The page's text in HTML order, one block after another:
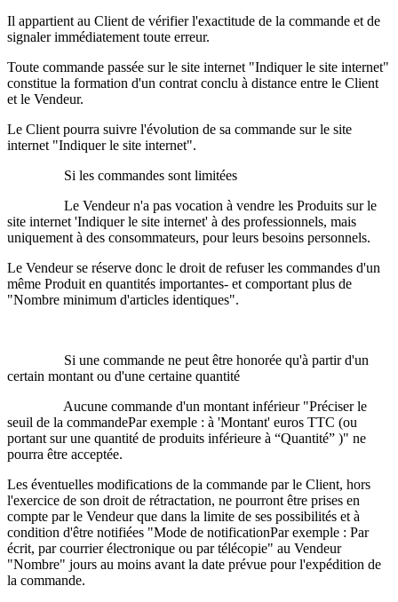
Il appartient au Client de vérifier l'exactitude de la commande et de
signaler immédiatement toute erreur.
Toute commande passée sur le site internet "Indiquer le site internet"
constitue la formation d'un contrat conclu à distance entre le Client
et le Vendeur.
Le Client pourra suivre l'évolution de sa commande sur le site
internet "Indiquer le site internet".
Si les commandes sont limitées
Le Vendeur n'a pas vocation à vendre les Produits sur le
site internet 'Indiquer le site internet' à des professionnels, mais
uniquement à des consommateurs, pour leurs besoins personnels.
Le Vendeur se réserve donc le droit de refuser les commandes d'un
même Produit en quantités importantes- et comportant plus de
"Nombre minimum d'articles identiques".
Si une commande ne peut être honorée qu'à partir d'un
certain montant ou d'une certaine quantité
Aucune commande d'un montant inférieur "Préciser le
seuil de la commandePar exemple : à 'Montant' euros TTC (ou
portant sur une quantité de produits inférieure à “Quantité” )" ne
pourra être acceptée.
Les éventuelles modifications de la commande par le Client, hors
l'exercice de son droit de rétractation, ne pourront être prises en
compte par le Vendeur que dans la limite de ses possibilités et à
condition d'être notifiées "Mode de notificationPar exemple : Par
écrit, par courrier électronique ou par télécopie" au Vendeur
"Nombre" jours au moins avant la date prévue pour l'expédition de
la commande.